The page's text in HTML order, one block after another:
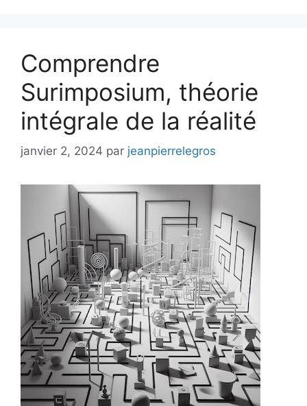
Comprendre
Surimposium, théorie
intégrale de la réalité
janvier 2, 2024 par jeanpierrelegros